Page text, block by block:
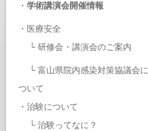
・ 学術講演会開催情報
・ 医療安全
└ 研修会・講演会のご案内
└ 富山県院内感染対策協議会に
ついて
・ 治験について
└ 治験ってなに？